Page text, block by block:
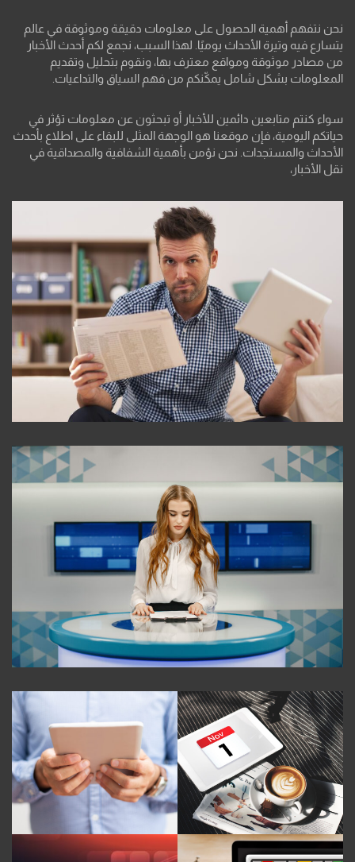
نحن نتفهم أهمية الحصول على معلومات دقيقة وموثوقة في عالم
يتسارع فيه وتيرة الأحداث يوميًا. لهذا السبب، نجمع لكم أحدث الأخبار
من مصادر موثوقة ومواقع معترف بها، ونقوم بتحليل وتقديم
المعلومات بشكل شامل يمكّنكم من فهم السياق والتداعيات.
سواء كنتم متابعين دائمين للأخبار أو تبحثون عن معلومات تؤثر في
حياتكم اليومية، فإن موقعنا هو الوجهة المثلى للبقاء على اطلاع بأحدث
الأحداث والمستجدات. نحن نؤمن بأهمية الشفافية والمصداقية في
نقل الأخبار،